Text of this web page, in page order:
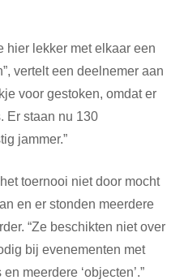
hier lekker met elkaar een
vertelt een deelnemer aan
voor gestoken, omdat er
Er staan nu 130
jammer.”
toernooi niet door mocht
en er stonden meerdere
“Ze beschikten niet over
bij evenementen met
meerdere ‘objecten’.”